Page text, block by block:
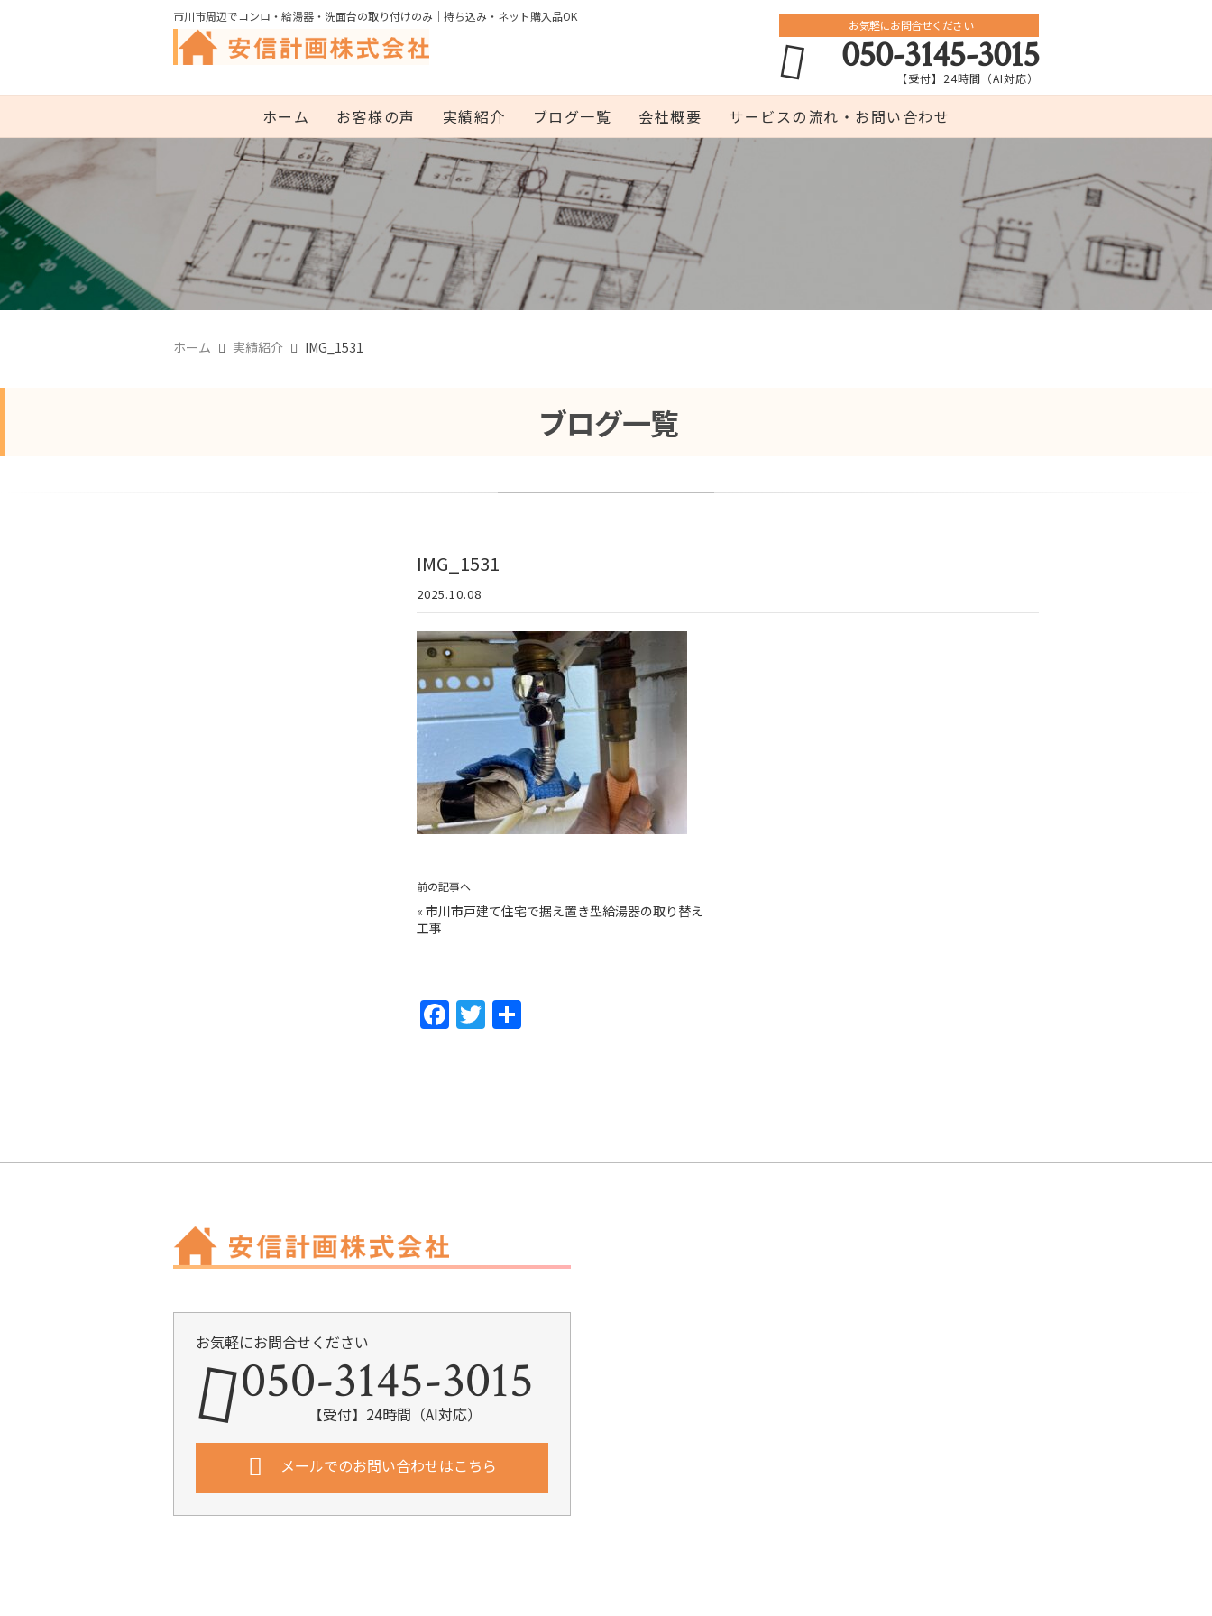
市川市周辺でコンロ・給湯器・洗面台の取り付けのみ｜持ち込み・ネット購入品OK
お気軽にお問合せください
050-3145-3015
【受付】24時間（AI対応）
ホーム お客様の声 実績紹介 ブログ一覧 会社概要 サービスの流れ・お問い合わせ
ホーム 実績紹介 IMG_1531
ブログ一覧
IMG_1531
2025.10.08
前の記事へ
« 市川市戸建て住宅で据え置き型給湯器の取り替え
工事
F
o
T
お気軽にお問合せください
050-3145-3015
【受付】24時間（AI対応）
メールでのお問い合わせはこちら